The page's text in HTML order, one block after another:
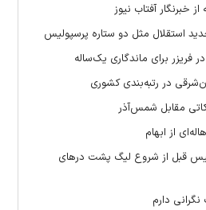
خبرنگار آفتاب نیوز
استقلال مثل دو ستاره پرسپولیس
برای ماندگاری یک‌ساله
در رتبه‌بندی کشوری
مقابل شمس‌آذر
از ابهام
قبل از شروع لیگ پشت در‌های
دارم